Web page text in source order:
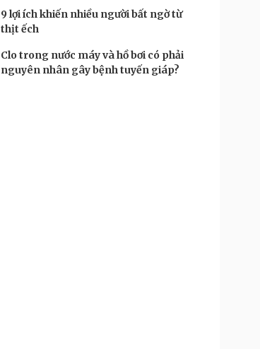
9 lợi ích khiến nhiều người bất ngờ từ
thịt ếch
Clo trong nước máy và hồ bơi có phải
nguyên nhân gây bệnh tuyến giáp?